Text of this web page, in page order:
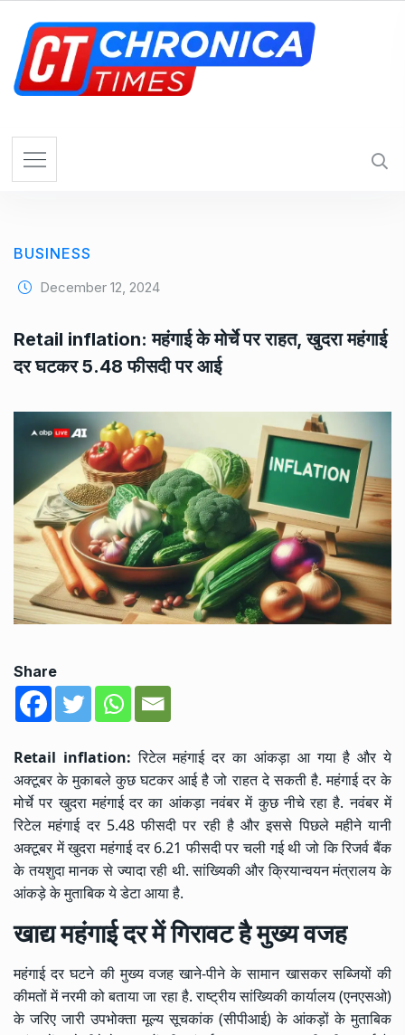
BUSINESS
December 12, 2024
Retail inflation: महंगाई के मोर्चे पर राहत, खुदरा महंगाई
दर घटकर 5.48 फीसदी पर आई
Share
Retail inflation: रिटेल महंगाई दर का आंकड़ा आ गया है और ये
अक्टूबर के मुकाबले कुछ घटकर आई है जो राहत दे सकती है. महंगाई दर के
मोर्चे पर खुदरा महंगाई दर का आंकड़ा नवंबर में कुछ नीचे रहा है. नवंबर में
रिटेल महंगाई दर 5.48 फीसदी पर रही है और इससे पिछले महीने यानी
अक्टूबर में खुदरा महंगाई दर 6.21 फीसदी पर चली गई थी जो कि रिजर्व बैंक
के तयशुदा मानक से ज्यादा रही थी. सांख्यिकी और क्रियान्वयन मंत्रालय के
आंकड़े के मुताबिक ये डेटा आया है.
खाद्य महंगाई दर में गिरावट है मुख्य वजह
महंगाई दर घटने की मुख्य वजह खाने-पीने के सामान खासकर सब्जियों की
कीमतों में नरमी को बताया जा रहा है. राष्ट्रीय सांख्यिकी कार्यालय (एनएसओ)
के जरिए जारी उपभोक्ता मूल्य सूचकांक (सीपीआई) के आंकड़ों के मुताबिक